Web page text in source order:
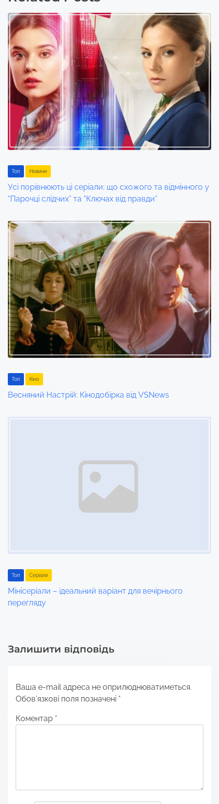
s
n
a
v
i
t
i
o
Toп Новини
Усі порівнюють ці серіали: що схожого та відмінного у
“Парочці слідчих” та “Ключах від правди”
Toп Кіно
Весняний Настрій: Кінодобірка від VSNews
Toп Серіали
Мінісеріали – ідеальний варіант для вечірнього
перегляду
Залишити відповідь
Ваша e-mail адреса не оприлюднюватиметься.
Обов’язкові поля позначені *
Коментар *